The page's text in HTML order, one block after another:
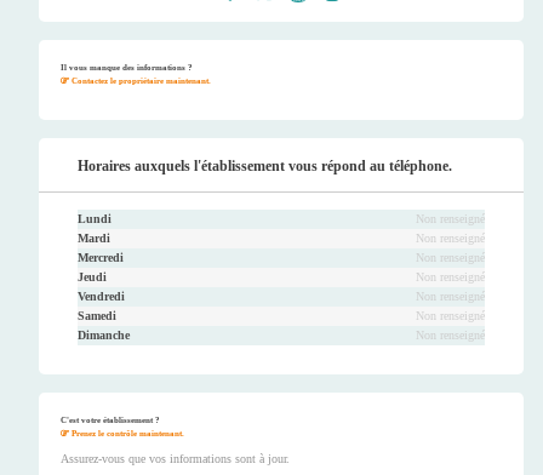
Il vous manque des informations ?
Contactez le propriétaire maintenant.
Horaires auxquels l'établissement vous répond au téléphone.
Lundi
Non renseigné
Mardi
Non renseigné
Mercredi
Non renseigné
Jeudi
Non renseigné
Vendredi
Non renseigné
Samedi
Non renseigné
Dimanche
Non renseigné
C'est votre établissement ?
Prenez le contrôle maintenant.
Assurez-vous que vos informations sont à jour.